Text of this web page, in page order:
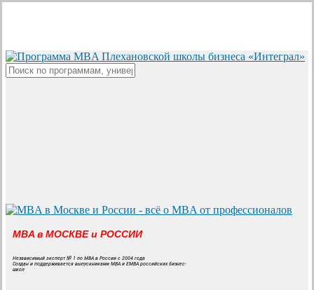
content
MBA в МОСКВЕ и РОССИИ
Независимый эксперт № 1 по MBA в России с 2004 года
Создан и поддерживается выпускниками MBA и EMBA российских бизнес-
школ